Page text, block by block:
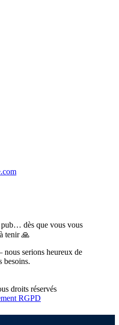
pub… dès que vous vous
tenir 🙏
serions heureux de
besoins.
droits réservés
RGPD